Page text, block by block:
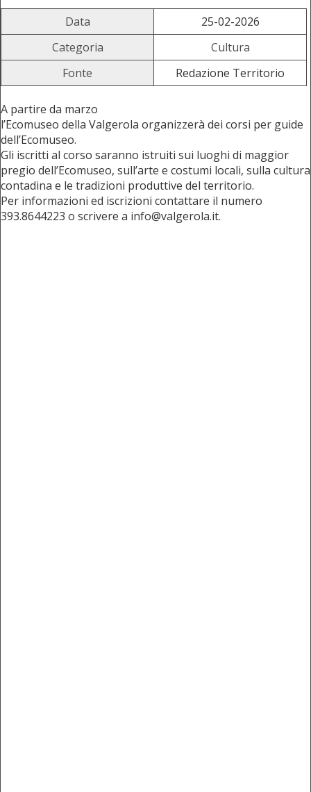
Data
25-02-2026
Categoria
Cultura
Fonte
Redazione Territorio
A partire da marzo
l’Ecomuseo della Valgerola organizzerà dei corsi per guide
dell’Ecomuseo.
Gli iscritti al corso saranno istruiti sui luoghi di maggior
pregio dell’Ecomuseo, sull’arte e costumi locali, sulla cultura
contadina e le tradizioni produttive del territorio.
Per informazioni ed iscrizioni contattare il numero
393.8644223 o scrivere a info@valgerola.it.